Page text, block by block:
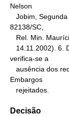
Nelson
82138/SC,
verifica-se a
Embargos
   rejeitados.
Decisão